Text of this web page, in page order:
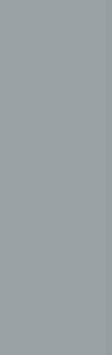
ist die
dem Ziel,